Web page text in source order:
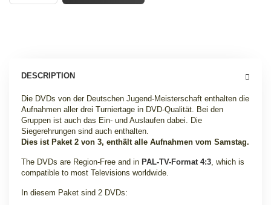
DESCRIPTION
Die DVDs von der Deutschen Jugend-Meisterschaft enthalten die
Aufnahmen aller drei Turniertage in DVD-Qualität. Bei den
Gruppen ist auch das Ein- und Auslaufen dabei. Die
Siegerehrungen sind auch enthalten.
Dies ist Paket 2 von 3, enthält alle Aufnahmen vom Samstag.
The DVDs are Region-Free and in PAL-TV-Format 4:3, which is
compatible to most Televisions worldwide.
In diesem Paket sind 2 DVDs: